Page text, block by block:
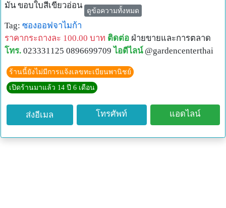
มัน ขอบใบสีเขียวอ่อน
ดอก ช่อดอกแบบช่อกระจะ ออกที่ปลายกิ่ง กลีบดอกโคนเชื่อม
ติดกันเป็นหลอด สีขาวนวล มีกลิ่นหอม
ผล ผลแบบผลมีเนื้อฉ่ำน้ำ ทรงกลม มีหลายเมล็ด สีแดงอมส้ม
ข้อมูลทั่วไป
เป็นพรรณไม้ต่างประเทศ มีถิ่นกำเนิดในแอฟริกา
การปลูกเลี้ยงและการใช้ประโยชน์
การปลูกเลี้ยง ดินร่วนระบายน้ำได้ดี ต้องการน้ำน้อยถึงปาน
กลาง ชอบแดดปานกลางถึงแดดจัด
การขยายพันธุ์ ปักชำ ตอนกิ่ง
ดูข้อความทั้งหมด
Tag: ซองออฟจาไมก้า
ราคากระถางละ 100.00 บาท ติดต่อ ฝ่ายขายและการตลาด
โทร. 023331125 0896699709 ไอดีไลน์ @gardencenterthai
ร้านนี้ยังไม่มีการแจ้งเลขทะเบียนพานิชย์
เปิดร้านมาแล้ว 14 ปี 6 เดือน
ส่งอีเมล โทรศัพท์ แอดไลน์